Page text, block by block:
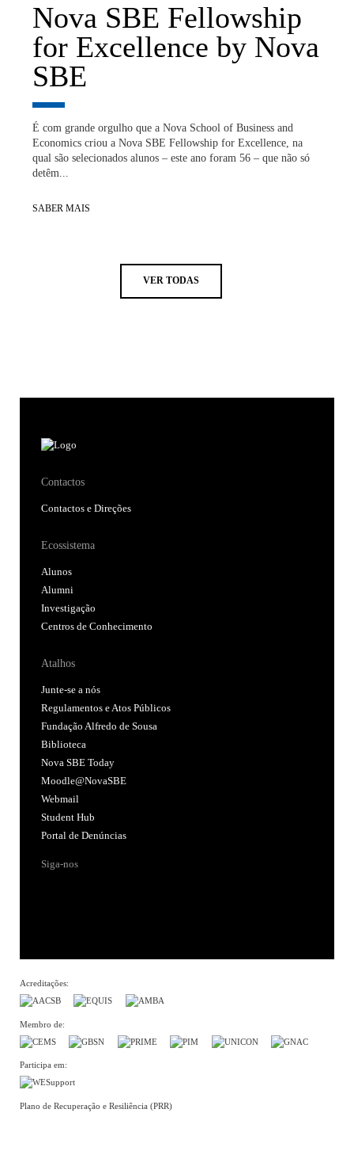
Nova SBE Fellowship
for Excellence by Nova
SBE
É com grande orgulho que a Nova School of Business and
Economics criou a Nova SBE Fellowship for Excellence, na
qual são selecionados alunos – este ano foram 56 – que não só
detêm...
SABER MAIS
VER TODAS
Contactos
Contactos e Direções
Ecossistema
Alunos
Alumni
Investigação
Centros de Conhecimento
Atalhos
Junte-se a nós
Regulamentos e Atos Públicos
Fundação Alfredo de Sousa
Biblioteca
Nova SBE Today
Moodle@NovaSBE
Webmail
Student Hub
Portal de Denúncias
Siga-nos
Acreditações:
Membro de:
Participa em:
Plano de Recuperação e Resiliência (PRR)